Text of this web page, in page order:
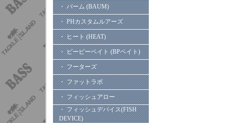
・ バーム (BAUM)
・ PHカスタムルアーズ
・ ヒート (HEAT)
・ ビーピーベイト (BPベイト)
・ フーターズ
・ ファットラボ
・ フィッシュアロー
・ フィッシュデバイス(FISH
DEVICE)